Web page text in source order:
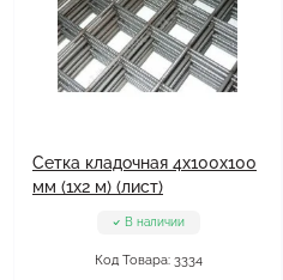
Сетка кладочная 4x100x100
мм (1x2 м) (лист)
В наличии
Код Товара: 3334